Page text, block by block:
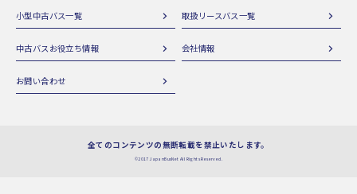
小型中古バス一覧 取扱リースバス一覧
中古バスお役立ち情報 会社情報
お問い合わせ
全てのコンテンツの無断転載を禁止いたします。
©2017 JapanBusNet All Rights Reserved.